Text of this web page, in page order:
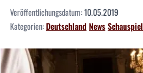
Veröffentlichungsdatum:10.05.2019
Kategorien:DeutschlandNewsSchauspiel